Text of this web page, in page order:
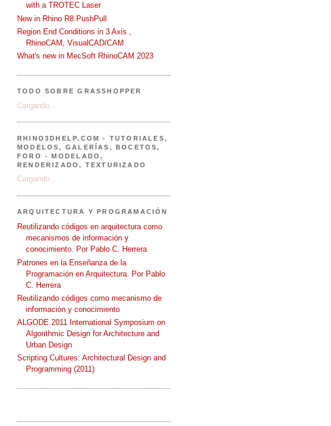
with a TROTEC Laser
New in Rhino R8 PushPull
Region End Conditions in 3 Axis ,
RhinoCAM, VisualCAD/CAM
What's new in MecSoft RhinoCAM 2023
TODO SOBRE GRASSHOPPER
Cargando...
RHINO3DHELP.COM - TUTORIALES,
MODELOS, GALERÍAS, BOCETOS,
FORO - MODELADO,
RENDERIZADO, TEXTURIZADO
Cargando...
ARQUITECTURA Y PROGRAMACIÓN
Reutilizando códigos en arquitectura como
mecanismos de información y
conocimiento. Por Pablo C. Herrera
Patrones en la Enseñanza de la
Programación en Arquitectura. Por Pablo
C. Herrera
Reutilizando códigos como mecanismo de
información y conocimiento
ALGODE 2011 International Symposium on
Algorithmic Design for Architecture and
Urban Design
Scripting Cultures: Architectural Design and
Programming (2011)